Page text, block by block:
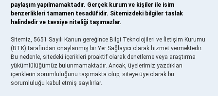
paylaşım yapılmamaktadır. Gerçek kurum ve kişiler ile isim
benzerlikleri tamamen tesadüfidir. Sitemizdeki bilgiler taslak
halindedir ve tavsiye niteliği taşımazlar.
Sitemiz, 5651 Sayılı Kanun gereğince Bilgi Teknolojileri ve İletişim Kurumu
(BTK) tarafından onaylanmış bir Yer Sağlayıcı olarak hizmet vermektedir.
Bu nedenle, sitedeki içerikleri proaktif olarak denetleme veya araştırma
yükümlülüğümüz bulunmamaktadır. Ancak, üyelerimiz yazdıkları
içeriklerin sorumluluğunu taşımakta olup, siteye üye olarak bu
sorumluluğu kabul etmiş sayılırlar.